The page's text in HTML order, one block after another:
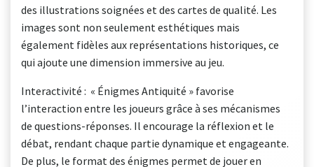
des illustrations soignées et des cartes de qualité. Les
images sont non seulement esthétiques mais
également fidèles aux représentations historiques, ce
qui ajoute une dimension immersive au jeu.
Interactivité : « Énigmes Antiquité » favorise
l’interaction entre les joueurs grâce à ses mécanismes
de questions-réponses. Il encourage la réflexion et le
débat, rendant chaque partie dynamique et engageante.
De plus, le format des énigmes permet de jouer en